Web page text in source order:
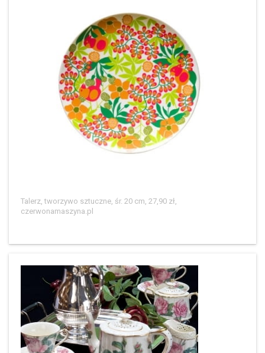
Talerz, tworzywo sztuczne, śr. 20 cm, 27,90 zł,
czerwonamaszyna.pl